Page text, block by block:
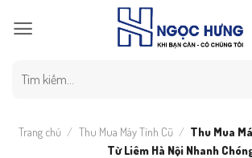
qua
kiếm:
Trang chủ / Thu Mua Máy Tính Cũ / Thu Mua
Từ Liêm Hà Nội Nhanh